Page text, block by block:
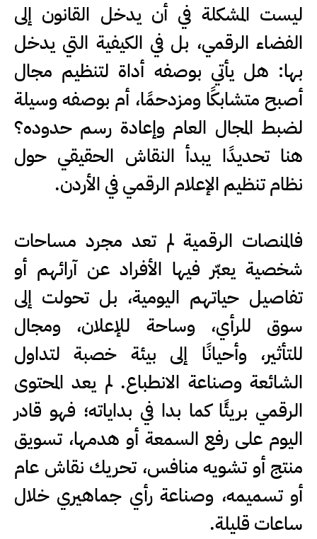
ليست المشكلة في أن يدخل القانون إلى
الفضاء الرقمي، بل في الكيفية التي يدخل
بها: هل يأتي بوصفه أداة لتنظيم مجال
أصبح متشابكًا ومزدحمًا، أم بوصفه وسيلة
لضبط المجال العام وإعادة رسم حدوده؟
هنا تحديدًا يبدأ النقاش الحقيقي حول
نظام تنظيم الإعلام الرقمي في الأردن.
فالمنصات الرقمية لم تعد مجرد مساحات
شخصية يعبّر فيها الأفراد عن آرائهم أو
تفاصيل حياتهم اليومية، بل تحولت إلى
سوق للرأي، وساحة للإعلان، ومجال
للتأثير، وأحيانًا إلى بيئة خصبة لتداول
الشائعة وصناعة الانطباع. لم يعد المحتوى
الرقمي بريئًا كما بدا في بداياته؛ فهو قادر
اليوم على رفع السمعة أو هدمها، تسويق
منتج أو تشويه منافس، تحريك نقاش عام
أو تسميمه، وصناعة رأي جماهيري خلال
ساعات قليلة.